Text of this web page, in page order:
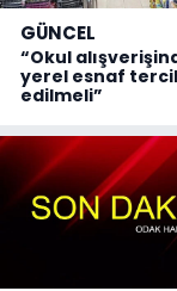
GÜNCEL
“Okul
yerel esnaf
edilmeli”